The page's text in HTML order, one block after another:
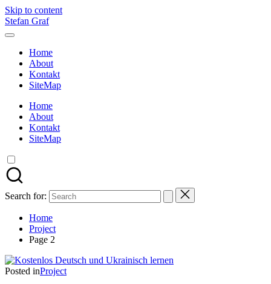
Skip to content
Stefan Graf
Home
About
Kontakt
SiteMap
Home
About
Kontakt
SiteMap
Search for:
Home
Project
Page 2
Posted inProject